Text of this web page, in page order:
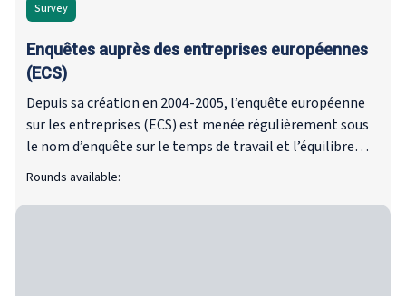
Survey
Enquêtes auprès des entreprises européennes
(ECS)
Depuis sa création en 2004-2005, l’enquête européenne
sur les entreprises (ECS) est menée régulièrement sous
le nom d’enquête sur le temps de travail et l’équilibre
entre vie professionnelle et vie privée.
Rounds available: